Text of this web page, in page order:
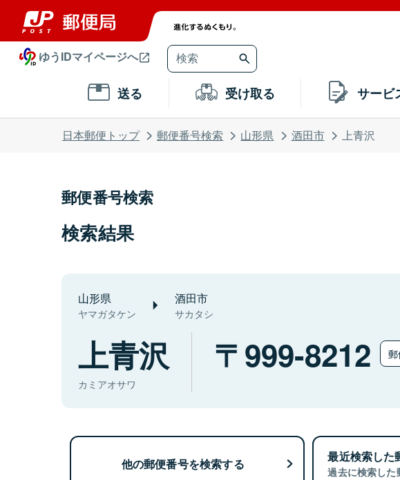
ゆうIDマイページへ
送る 受け取る サービ
日本郵便トップ 郵便番号検索 山形県 酒田市 上青沢
郵便番号検索
検索結果
山形県
ヤマガタケン
酒田市
サカタシ
上青沢
カミアオサワ
999-8212
他の郵便番号を検索する 最近検索した
過去に検索した